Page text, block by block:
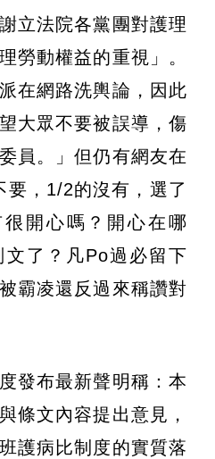
立法院各黨團對護理
勞動權益的重視」。
在網路洗輿論，因此
大眾不要被誤導，傷
員。」但仍有網友在
，1/2的沒有，選了
開心嗎？開心在哪
了？凡Po過必留下
霸凌還反過來稱讚對
發布最新聲明稱：本
條文內容提出意見，
護病比制度的實質落